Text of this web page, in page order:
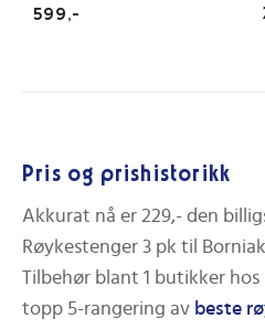
599,-
Pris og prishistorikk
Akkurat nå er 229,- den
Røykestenger 3 pk til
Tilbehør blant 1 butikker hos
topp 5-rangering av beste